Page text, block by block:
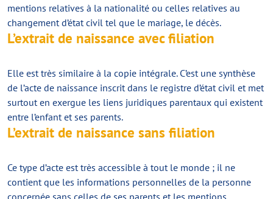
mentions relatives à la nationalité ou celles relatives au
changement d’état civil tel que le mariage, le décès.
L’extrait de naissance avec filiation
Elle est très similaire à la copie intégrale. C’est une synthèse
de l’acte de naissance inscrit dans le registre d’état civil et met
surtout en exergue les liens juridiques parentaux qui existent
entre l’enfant et ses parents.
L’extrait de naissance sans filiation
Ce type d’acte est très accessible à tout le monde ; il ne
contient que les informations personnelles de la personne
concernée sans celles de ses parents et les mentions